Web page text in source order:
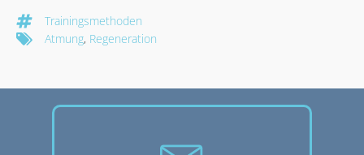
Trainingsmethoden
Atmung, Regeneration